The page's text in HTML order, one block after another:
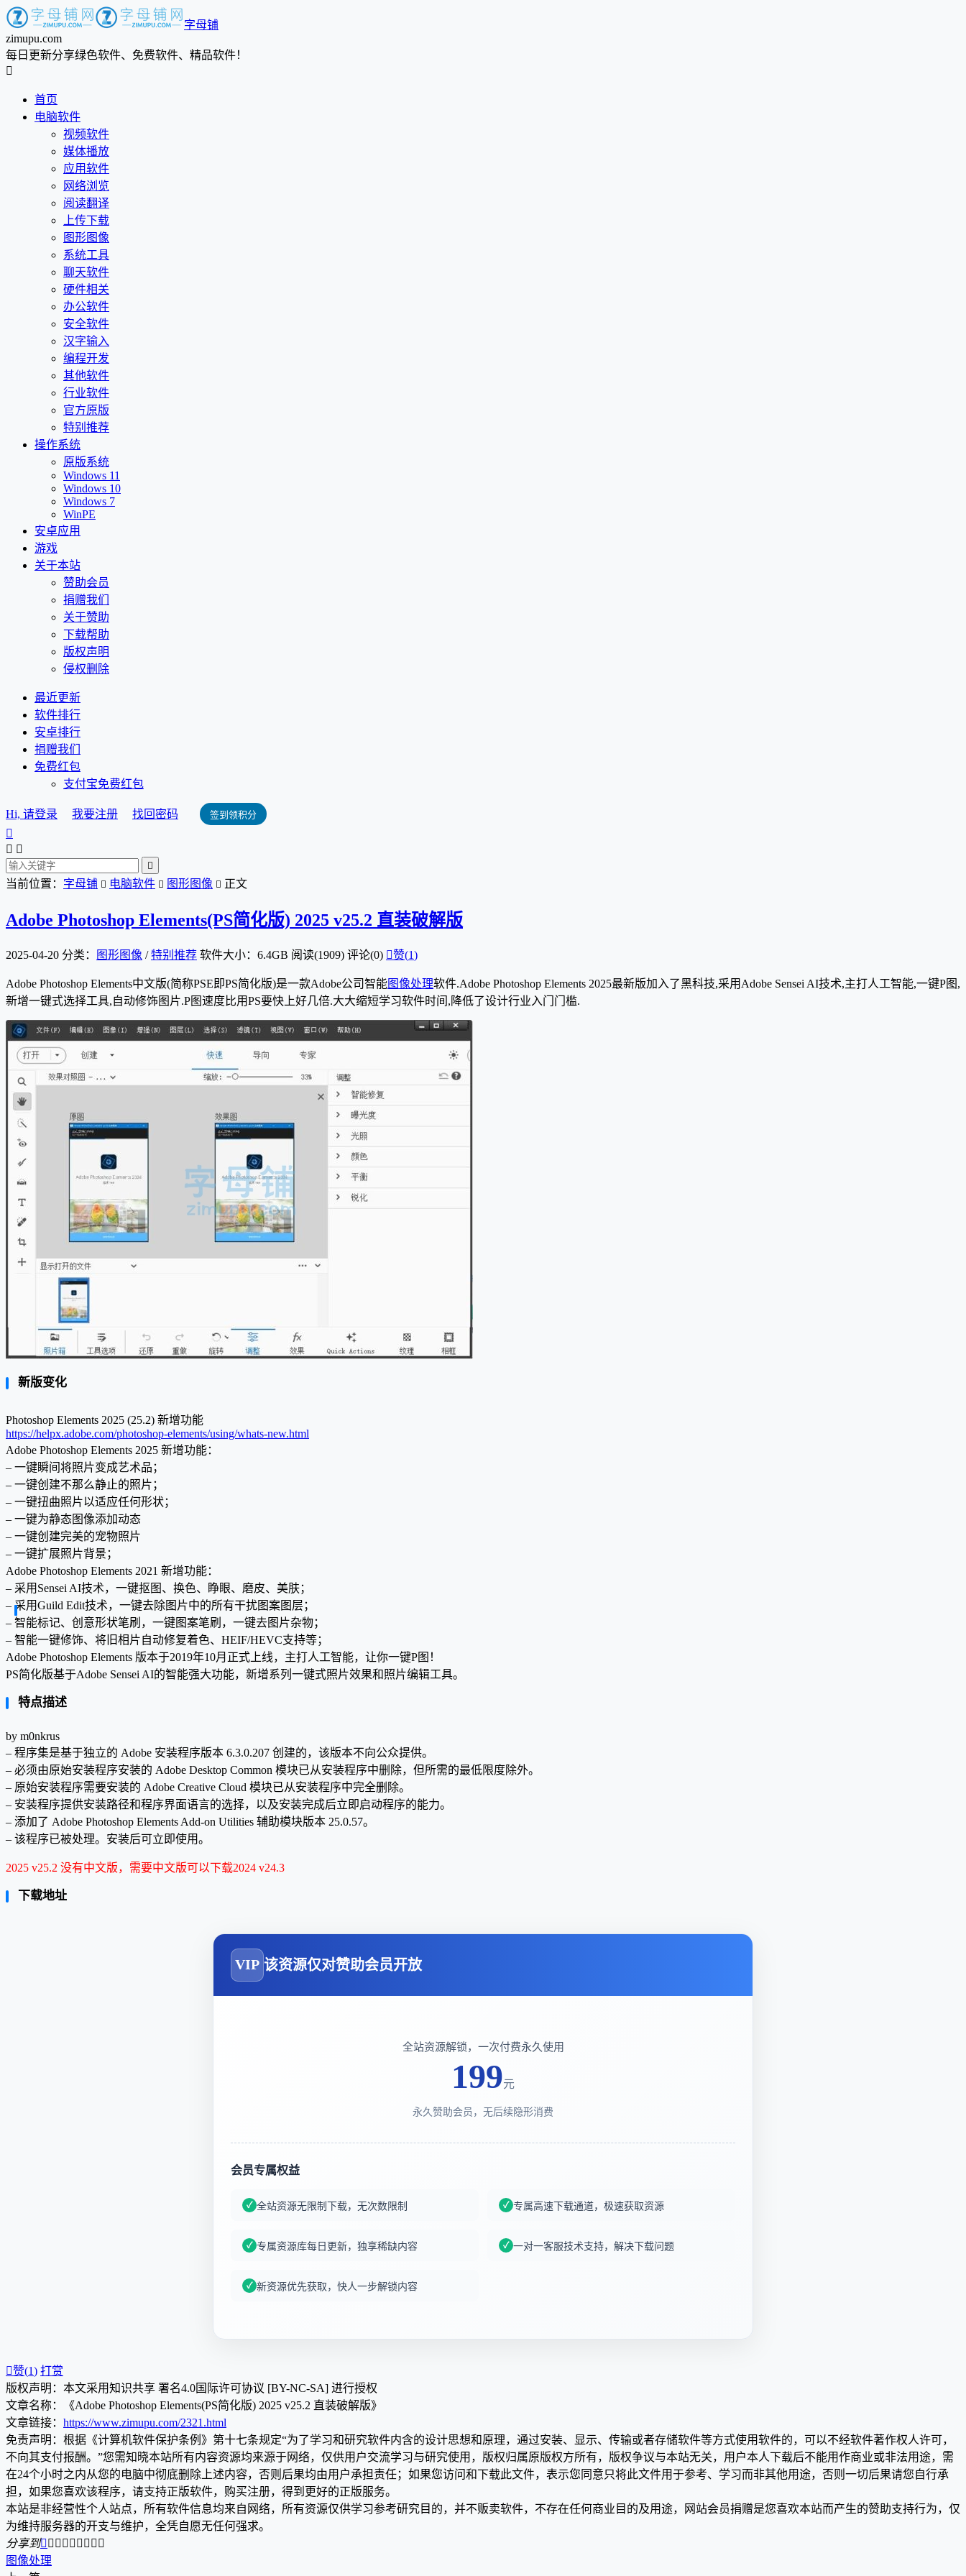
字母铺
zimupu.com
每日更新分享绿色软件、免费软件、精品软件！

首页
电脑软件
视频软件
媒体播放
应用软件
网络浏览
阅读翻译
上传下载
图形图像
系统工具
聊天软件
硬件相关
办公软件
安全软件
汉字输入
编程开发
其他软件
行业软件
官方原版
特别推荐
操作系统
原版系统
Windows 11
Windows 10
Windows 7
WinPE
安卓应用
游戏
关于本站
赞助会员
捐赠我们
关于赞助
下载帮助
版权声明
侵权删除
最近更新
软件排行
安卓排行
捐赠我们
免费红包
支付宝免费红包
Hi, 请登录 我要注册 找回密码 签到领积分

 

当前位置： 字母铺  电脑软件  图形图像  正文
Adobe Photoshop Elements(PS简化版) 2025 v25.2 直装破解版
2025-04-20 分类： 图形图像 /特别推荐 软件大小：6.4GB 阅读(1909) 评论(0) 赞(1)
Adobe Photoshop Elements中文版(简称PSE即PS简化版)是一款Adobe公司智能图像处理软件.Adobe Photoshop Elements 2025最新版加入了黑科技,采用Adobe Sensei AI技术,主打人工智能,一键P图,
新增一键式选择工具,自动修饰图片.P图速度比用PS要快上好几倍.大大缩短学习软件时间,降低了设计行业入门门槛.
新版变化
Photoshop Elements 2025 (25.2) 新增功能
https://helpx.adobe.com/photoshop-elements/using/whats-new.html
Adobe Photoshop Elements 2025 新增功能：
– 一键瞬间将照片变成艺术品；
– 一键创建不那么静止的照片；
– 一键扭曲照片以适应任何形状；
– 一键为静态图像添加动态
– 一键创建完美的宠物照片
– 一键扩展照片背景；
Adobe Photoshop Elements 2021 新增功能：
– 采用Sensei AI技术，一键抠图、换色、睁眼、磨皮、美肤；
– 采用Guild Edit技术，一键去除图片中的所有干扰图案图层；
– 智能标记、创意形状笔刷，一键图案笔刷，一键去图片杂物；
– 智能一键修饰、将旧相片自动修复着色、HEIF/HEVC支持等；
Adobe Photoshop Elements 版本于2019年10月正式上线，主打人工智能，让你一键P图！
PS简化版基于Adobe Sensei AI的智能强大功能，新增系列一键式照片效果和照片编辑工具。
特点描述
by m0nkrus
– 程序集是基于独立的 Adob​​e 安装程序版本 6.3.0.207 创建的，该版本不向公众提供。
– 必须由原始安装程序安装的 Adob​​e Desktop Common 模块已从安装程序中删除，但所需的最低限度除外。
– 原始安装程序需要安装的 Adob​​e Creative Cloud 模块已从安装程序中完全删除。
– 安装程序提供安装路径和程序界面语言的选择，以及安装完成后立即启动程序的能力。
– 添加了 Adob​​e Photoshop Elements Add-on Utilities 辅助模块版本 25.0.57。
– 该程序已被处理。安装后可立即使用。
2025 v25.2 没有中文版，需要中文版可以下载2024 v24.3
下载地址
VIP 该资源仅对赞助会员开放
全站资源解锁，一次付费永久使用
199元
永久赞助会员，无后续隐形消费
会员专属权益
全站资源无限制下载，无次数限制 专属高速下载通道，极速获取资源
专属资源库每日更新，独享稀缺内容 一对一客服技术支持，解决下载问题
新资源优先获取，快人一步解锁内容
赞(1) 打赏
版权声明：本文采用知识共享 署名4.0国际许可协议 [BY-NC-SA] 进行授权
文章名称：《Adobe Photoshop Elements(PS简化版) 2025 v25.2 直装破解版》
文章链接： https://www.zimupu.com/2321.html
免责声明：根据《计算机软件保护条例》第十七条规定“为了学习和研究软件内含的设计思想和原理，通过安装、显示、传输或者存储软件等方式使用软件的，可以不经软件著作权人许可，
不向其支付报酬。”您需知晓本站所有内容资源均来源于网络，仅供用户交流学习与研究使用，版权归属原版权方所有，版权争议与本站无关，用户本人下载后不能用作商业或非法用途，需
在24个小时之内从您的电脑中彻底删除上述内容，否则后果均由用户承担责任；如果您访问和下载此文件，表示您同意只将此文件用于参考、学习而非其他用途，否则一切后果请您自行承
担，如果您喜欢该程序，请支持正版软件，购买注册，得到更好的正版服务。
本站是非经营性个人站点，所有软件信息均来自网络，所有资源仅供学习参考研究目的，并不贩卖软件，不存在任何商业目的及用途，网站会员捐赠是您喜欢本站而产生的赞助支持行为，仅
为维持服务器的开支与维护，全凭自愿无任何强求。
分享到        
图像处理